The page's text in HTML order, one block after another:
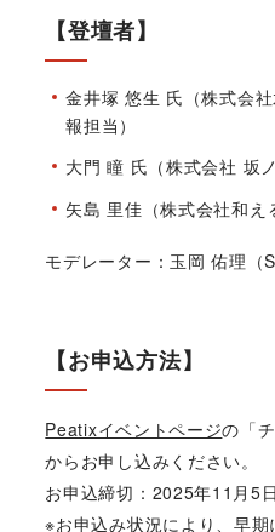
【登壇者】
金井塚 悠生 氏（株式会
報担当）
大門 瞳 氏（株式会社 坂
矢島 里佳（株式会社和え
モデレーター：玉岡 佑理（
【お申込方法】
Peatixイベントページの「
からお申し込みください。
お申込締切：2025年11月5
※お申込み状況により、早